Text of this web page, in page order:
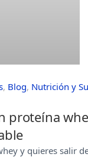
, Blog, Nutrición y
proteína
y quieres salir